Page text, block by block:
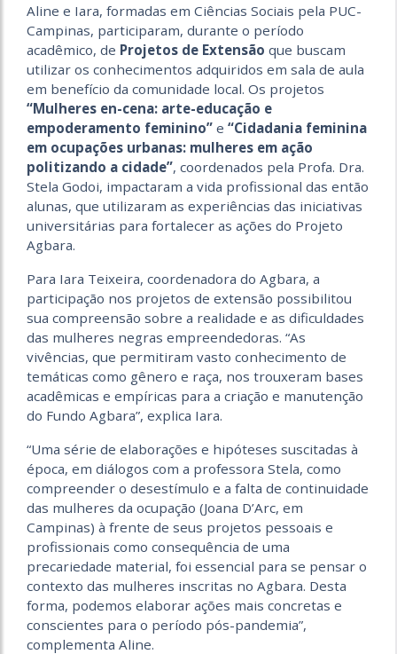
Aline e Iara, formadas em Ciências Sociais pela PUC-
Campinas, participaram, durante o período
acadêmico, de Projetos de Extensão que buscam
utilizar os conhecimentos adquiridos em sala de aula
em benefício da comunidade local. Os projetos
“Mulheres en-cena: arte-educação e
empoderamento feminino” e “Cidadania feminina
em ocupações urbanas: mulheres em ação
politizando a cidade”, coordenados pela Profa. Dra.
Stela Godoi, impactaram a vida profissional das então
alunas, que utilizaram as experiências das iniciativas
universitárias para fortalecer as ações do Projeto
Agbara.
Para Iara Teixeira, coordenadora do Agbara, a
participação nos projetos de extensão possibilitou
sua compreensão sobre a realidade e as dificuldades
das mulheres negras empreendedoras. “As
vivências, que permitiram vasto conhecimento de
temáticas como gênero e raça, nos trouxeram bases
acadêmicas e empíricas para a criação e manutenção
do Fundo Agbara”, explica Iara.
“Uma série de elaborações e hipóteses suscitadas à
época, em diálogos com a professora Stela, como
compreender o desestímulo e a falta de continuidade
das mulheres da ocupação (Joana D’Arc, em
Campinas) à frente de seus projetos pessoais e
profissionais como consequência de uma
precariedade material, foi essencial para se pensar o
contexto das mulheres inscritas no Agbara. Desta
forma, podemos elaborar ações mais concretas e
conscientes para o período pós-pandemia”,
complementa Aline.